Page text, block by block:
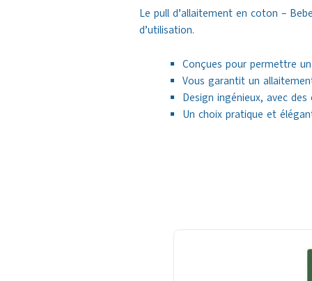
Le pull d’allaitement en coton –
d’utilisation.
Conçues pour permettre
Vous garantit un
Design ingénieux, avec
Un choix pratique et